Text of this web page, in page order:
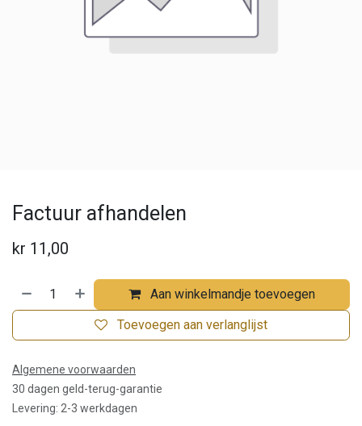
Factuur afhandelen
kr 11,00
Aan winkelmandje toevoegen
Toevoegen aan verlanglijst
Algemene voorwaarden
30 dagen geld-terug-garantie
Levering: 2-3 werkdagen